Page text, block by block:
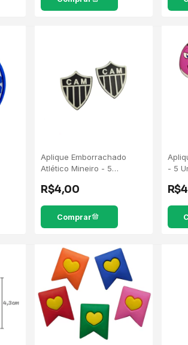
Aplique Emborrachado
Atlético Mineiro - 5
R$4,00
- 5